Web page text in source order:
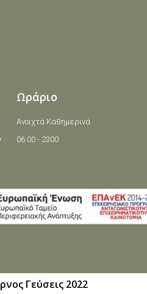
Ωράριο
Ανοιχτά Καθημερινά
06:00 - 2300
Γεύσεις 2022